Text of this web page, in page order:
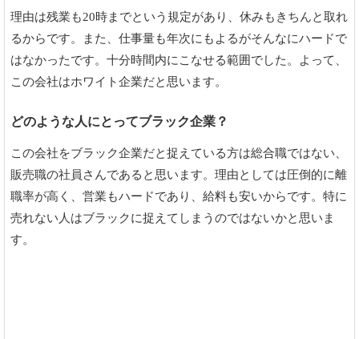
理由は残業も20時までという規定があり、休みもきちんと取れ
るからです。また、仕事量も年次にもよるがそんなにハードで
はなかったです。十分時間内にこなせる範囲でした。よって、
この会社はホワイト企業だと思います。
どのような人にとってブラック企業？
この会社をブラック企業だと捉えている方は総合職ではない、
販売職の社員さんであると思います。理由としては圧倒的に離
職率が高く、営業もハードであり、給料も安いからです。特に
売れない人はブラックに捉えてしまうのではないかと思いま
す。